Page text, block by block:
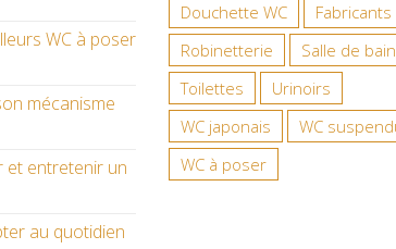
WC à poser
mécanisme
et entretenir un
au quotidien
Douchette WC
Fabricants
Robinetterie
Salle de bain
Toilettes
Urinoirs
WC japonais
WC
WC à poser